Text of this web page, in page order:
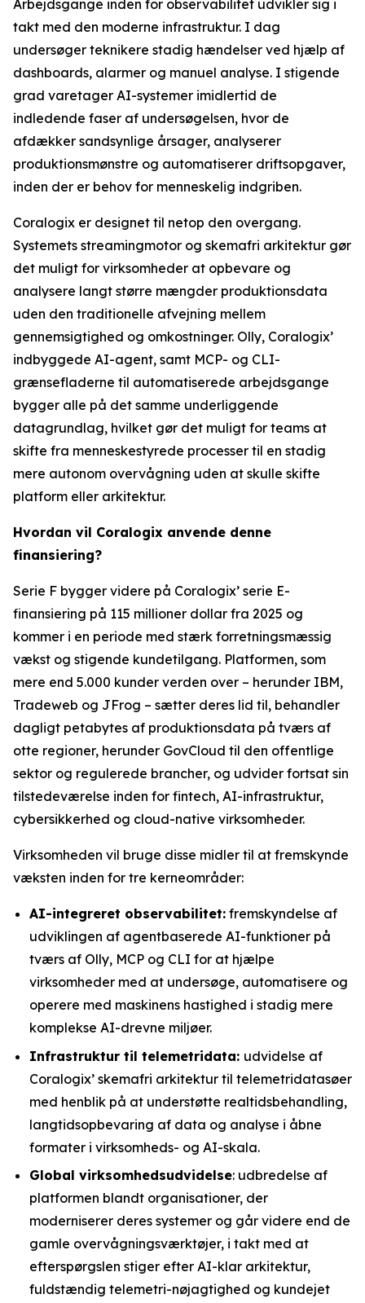
Arbejdsgange inden for observabilitet udvikler sig i
takt med den moderne infrastruktur. I dag
undersøger teknikere stadig hændelser ved hjælp af
dashboards, alarmer og manuel analyse. I stigende
grad varetager AI-systemer imidlertid de
indledende faser af undersøgelsen, hvor de
afdækker sandsynlige årsager, analyserer
produktionsmønstre og automatiserer driftsopgaver,
inden der er behov for menneskelig indgriben.
Coralogix er designet til netop den overgang.
Systemets streamingmotor og skemafri arkitektur gør
det muligt for virksomheder at opbevare og
analysere langt større mængder produktionsdata
uden den traditionelle afvejning mellem
gennemsigtighed og omkostninger. Olly, Coralogix’
indbyggede AI-agent, samt MCP- og CLI-
grænsefladerne til automatiserede arbejdsgange
bygger alle på det samme underliggende
datagrundlag, hvilket gør det muligt for teams at
skifte fra menneskestyrede processer til en stadig
mere autonom overvågning uden at skulle skifte
platform eller arkitektur.
Hvordan vil Coralogix anvende denne
finansiering?
Serie F bygger videre på Coralogix’ serie E-
finansiering på 115 millioner dollar fra 2025 og
kommer i en periode med stærk forretningsmæssig
vækst og stigende kundetilgang. Platformen, som
mere end 5.000 kunder verden over – herunder IBM,
Tradeweb og JFrog – sætter deres lid til, behandler
dagligt petabytes af produktionsdata på tværs af
otte regioner, herunder GovCloud til den offentlige
sektor og regulerede brancher, og udvider fortsat sin
tilstedeværelse inden for fintech, AI-infrastruktur,
cybersikkerhed og cloud-native virksomheder.
Virksomheden vil bruge disse midler til at fremskynde
væksten inden for tre kerneområder:
AI-integreret observabilitet: fremskyndelse af
udviklingen af agentbaserede AI-funktioner på
tværs af Olly, MCP og CLI for at hjælpe
virksomheder med at undersøge, automatisere og
operere med maskinens hastighed i stadig mere
komplekse AI-drevne miljøer.
Infrastruktur til telemetridata: udvidelse af
Coralogix’ skemafri arkitektur til telemetridatasøer
med henblik på at understøtte realtidsbehandling,
langtidsopbevaring af data og analyse i åbne
formater i virksomheds- og AI-skala.
Global virksomhedsudvidelse: udbredelse af
platformen blandt organisationer, der
moderniserer deres systemer og går videre end de
gamle overvågningsværktøjer, i takt med at
efterspørgslen stiger efter AI-klar arkitektur,
fuldstændig telemetri-nøjagtighed og kundejet